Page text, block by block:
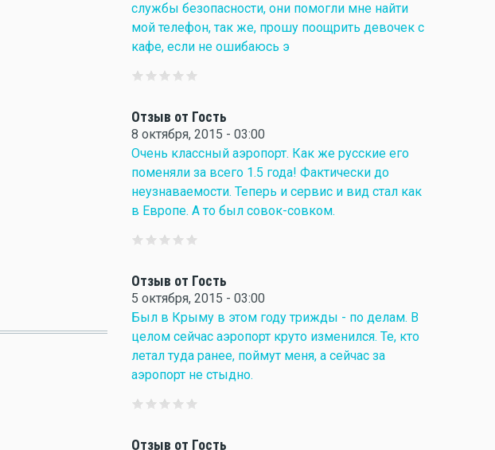
службы безопасности, они помогли мне найти
мой телефон, так же, прошу поощрить девочек с
кафе, если не ошибаюсь э
Отзыв от Гость
8 октября, 2015 - 03:00
Очень классный аэропорт. Как же русские его
поменяли за всего 1.5 года! Фактически до
неузнаваемости. Теперь и сервис и вид стал как
в Европе. А то был совок-совком.
Отзыв от Гость
5 октября, 2015 - 03:00
Был в Крыму в этом году трижды - по делам. В
целом сейчас аэропорт круто изменился. Те, кто
летал туда ранее, поймут меня, а сейчас за
аэропорт не стыдно.
Отзыв от Гость